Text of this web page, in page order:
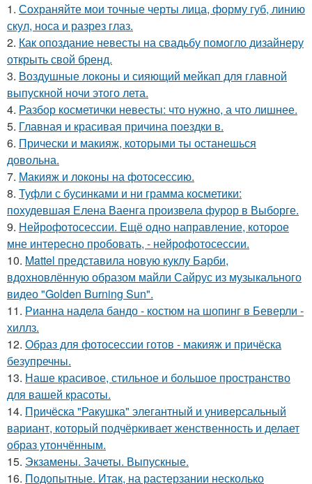
1. Сохраняйте мои точные черты лица, форму губ, линию
скул, носа и разрез глаз.
2. Как опоздание невесты на свадьбу помогло дизайнеру
открыть свой бренд.
3. Воздушные локоны и сияющий мейкап для главной
выпускной ночи этого лета.
4. Разбор косметички невесты: что нужно, а что лишнее.
5. Главная и красивая причина поездки в.
6. Прически и макияж, которыми ты останешься
довольна.
7. Макияж и локоны на фотосессию.
8. Туфли с бусинками и ни грамма косметики:
похудевшая Елена Ваенга произвела фурор в Выборге.
9. Нейрофотосессии. Ещё одно направление, которое
мне интересно пробовать, - нейрофотосессии.
10. Mattel представила новую куклу Барби,
вдохновлённую образом майли Сайрус из музыкального
видео "Golden Burning Sun".
11. Рианна надела бандо - костюм на шопинг в Беверли -
хиллз.
12. Образ для фотосессии готов - макияж и причёска
безупречны.
13. Наше красивое, стильное и большое пространство
для вашей красоты.
14. Причёска "Ракушка" элегантный и универсальный
вариант, который подчёркивает женственность и делает
образ утончённым.
15. Экзамены. Зачеты. Выпускные.
16. Подопытные. Итак, на растерзании несколько